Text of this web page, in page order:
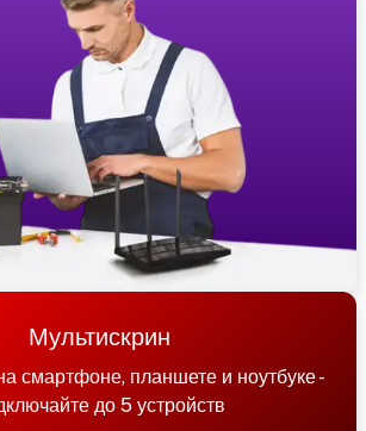
Мультискрин
смартфоне, планшете и ноутбуке -
до 5 устройств